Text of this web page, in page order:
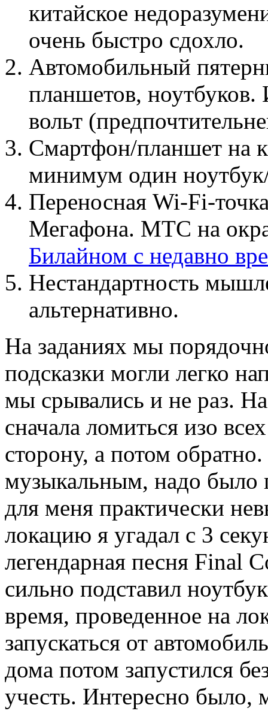
китайское
очень быстро сдохло.
Автомобильный
планшетов,
вольт
Смартфон/планшет на
минимум один
Переносная Wi-Fi-
Мегафона. МТС на
Билайном с недавно
Нестандартность
альтернативно.
На заданиях мы
подсказки могли легко
мы срывались и не раз.
сначала ломиться изо
сторону, а потом
музыкальным, надо было
для меня практически
локацию я угадал с 3
легендарная песня Final
сильно подставил
время, проведенное на
запускаться от
дома потом запустился
учесть. Интересно было,